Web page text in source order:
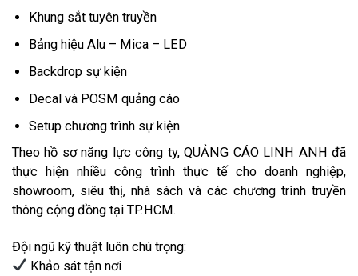
Khung sắt tuyên truyền
Bảng hiệu Alu – Mica – LED
Backdrop sự kiện
Decal và POSM quảng cáo
Setup chương trình sự kiện
Theo hồ sơ năng lực công ty, QUẢNG CÁO LINH ANH đã
thực hiện nhiều công trình thực tế cho doanh nghiệp,
showroom, siêu thị, nhà sách và các chương trình truyền
thông cộng đồng tại TP.HCM.
Đội ngũ kỹ thuật luôn chú trọng:
Khảo sát tận nơi